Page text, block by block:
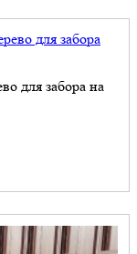
для забора на